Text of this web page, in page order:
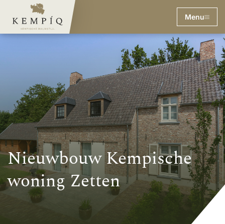
Menu
Nieuwbouw Kempische
woning Zetten